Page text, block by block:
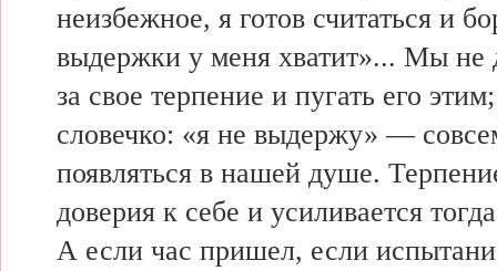
неизбежное, я готов считаться и
выдержки у меня хватит»... Мы не
за свое терпение и пугать его
словечко: «я не выдержу» —
появляться в нашей душе.
доверия к себе и усиливается
А если час пришел, если